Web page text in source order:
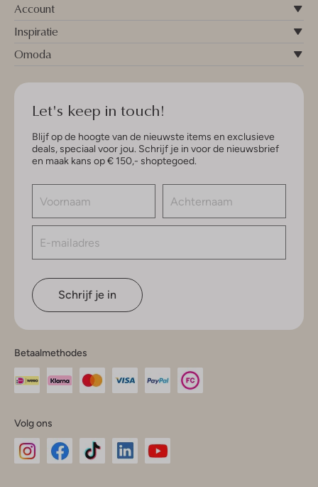
Account
Inspiratie
Omoda
Let's keep in touch!
Blijf op de hoogte van de nieuwste items en exclusieve
deals, speciaal voor jou. Schrijf je in voor de nieuwsbrief
en maak kans op € 150,- shoptegoed.
Schrijf je in
Betaalmethodes
Volg ons